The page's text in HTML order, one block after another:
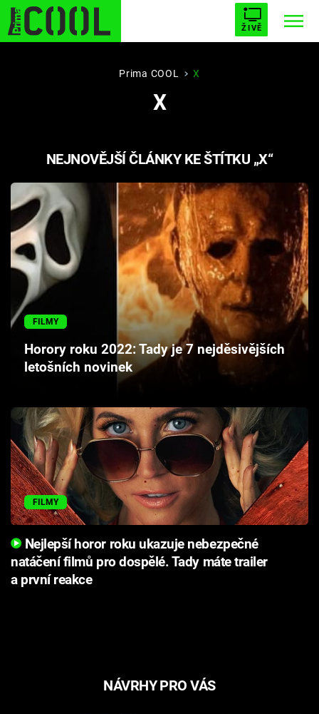
ŽIVĚ
BUFFY, PŘEMOŽITELKA UPÍRŮ
AVENGERS 5
Témata
Filmy
Seriály
Hry
Cool Esport
Pořady
TV Program
Sledujte prima+
Přihlášení
Sledujte nás
Prima COOL X
X
NEJNOVĚJŠÍ ČLÁNKY KE ŠTÍTKU „X“
FILMY
Horory roku 2022: Tady je 7 nejděsivějších
letošních novinek
FILMY
Nejlepší horor roku ukazuje nebezpečné
natáčení filmů pro dospělé. Tady máte trailer
a první reakce
NÁVRHY PRO VÁS